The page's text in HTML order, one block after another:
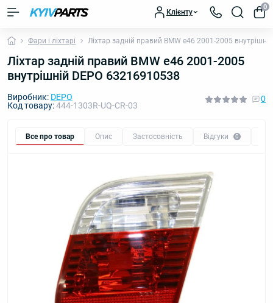
Клієнту
0
Фари і ліхтарі Ліхтар задній правий BMW e46 2001-2005
Ліхтар задній правий BMW e46 2001-2005
внутрішній DEPO 63216910538
Виробник: DEPO
Код товару:444-1303R-UQ-CR-03
0
Все про товар Опис Застосовність Відгуки 0